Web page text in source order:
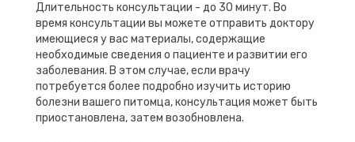
Длительность консультации - до 30 минут. Во
время консультации вы можете отправить доктору
имеющиеся у вас материалы, содержащие
необходимые сведения о пациенте и развитии его
заболевания. В этом случае, если врачу
потребуется более подробно изучить историю
болезни вашего питомца, консультация может быть
приостановлена, затем возобновлена.